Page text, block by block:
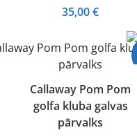
35,00€
Callaway Pom Pom
golfa kluba galvas
pārvalks